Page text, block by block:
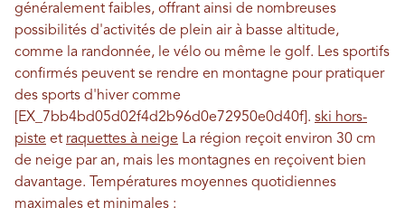
généralement faibles, offrant ainsi de nombreuses
possibilités d'activités de plein air à basse altitude,
comme la randonnée, le vélo ou même le golf. Les sportifs
confirmés peuvent se rendre en montagne pour pratiquer
des sports d'hiver comme
[EX_7bb4bd05d02f4d2b96d0e72950e0d40f]. ski hors-
piste et raquettes à neige La région reçoit environ 30 cm
de neige par an, mais les montagnes en reçoivent bien
davantage. Températures moyennes quotidiennes
maximales et minimales :